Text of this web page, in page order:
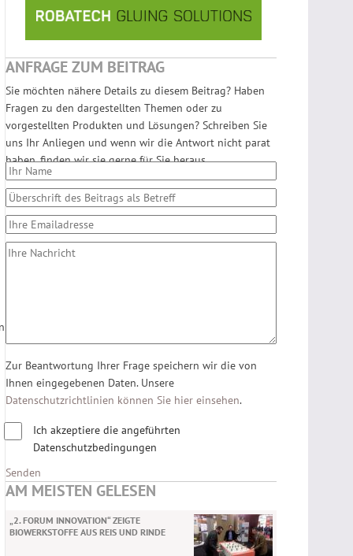
ANFRAGE ZUM BEITRAG
Sie möchten nähere Details zu diesem Beitrag? Haben
Fragen zu den dargestellten Themen oder zu
vorgestellten Produkten und Lösungen? Schreiben Sie
uns Ihr Anliegen und wenn wir die Antwort nicht parat
haben, finden wir sie gerne für Sie heraus.
Zur Beantwortung Ihrer Frage speichern wir die von
Ihnen eingegebenen Daten. Unsere
Datenschutzrichtlinien können Sie hier einsehen.
Ich akzeptiere die angeführten
Datenschutzbedingungen
Senden
AM MEISTEN GELESEN
„2. FORUM INNOVATION“ ZEIGTE
BIOWERKSTOFFE AUS REIS UND RINDE